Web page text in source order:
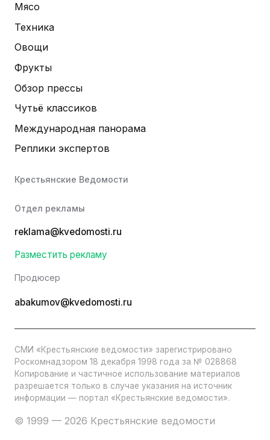
Мясо
Техника
Овощи
Фрукты
Обзор прессы
Чутьё классиков
Международная панорама
Реплики экспертов
Крестьянские Ведомости
Отдел рекламы
reklama@kvedomosti.ru
Разместить рекламу
Продюсер
abakumov@kvedomosti.ru
СМИ «Крестьянские ведомости» зарегистрировано
Роскомнадзором 18 декабря 1998 года за № 028868
Копирование и частичное использование материалов
разрешается только в случае указания на источник
информации — портал «Крестьянские ведомости».
© 1999 — 2026 Крестьянские ведомости